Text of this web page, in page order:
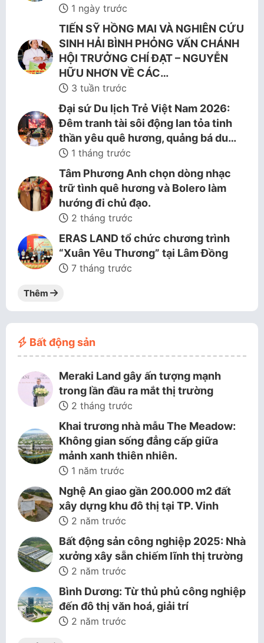
1 ngày trước
TIẾN SỸ HỒNG MAI VÀ NGHIÊN CỨU
SINH HẢI BÌNH PHỎNG VẤN CHÁNH
HỘI TRƯỞNG CHÍ ĐẠT – NGUYỄN
HỮU NHƠN VỀ CÁC…
3 tuần trước
Đại sứ Du lịch Trẻ Việt Nam 2026:
Đêm tranh tài sôi động lan tỏa tinh
thần yêu quê hương, quảng bá du…
1 tháng trước
Tâm Phương Anh chọn dòng nhạc
trữ tình quê hương và Bolero làm
hướng đi chủ đạo.
2 tháng trước
ERAS LAND tổ chức chương trình
“Xuân Yêu Thương” tại Lâm Đồng
7 tháng trước
Thêm
Bất động sản
Meraki Land gây ấn tượng mạnh
trong lần đầu ra mắt thị trường
2 tháng trước
Khai trương nhà mẫu The Meadow:
Không gian sống đẳng cấp giữa
mảnh xanh thiên nhiên.
1 năm trước
Nghệ An giao gần 200.000 m2 đất
xây dựng khu đô thị tại TP. Vinh
2 năm trước
Bất động sản công nghiệp 2025: Nhà
xưởng xây sẵn chiếm lĩnh thị trường
2 năm trước
Bình Dương: Từ thủ phủ công nghiệp
đến đô thị văn hoá, giải trí
2 năm trước